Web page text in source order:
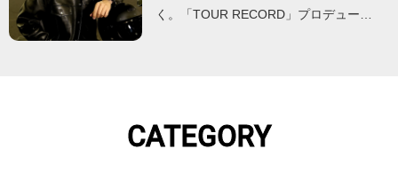
く。「TOUR RECORD」プロデュー…
CATEGORY